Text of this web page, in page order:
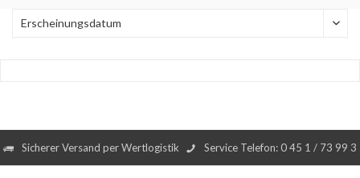
Sicherer Versand per Wertlogistik Service Telefon: 0 45 1 / 73 99 3